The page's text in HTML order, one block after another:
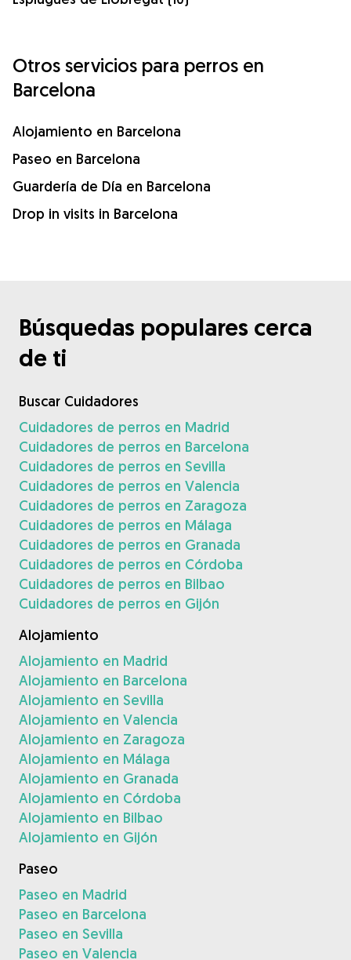
Otros servicios para perros en
Barcelona
Alojamiento en Barcelona
Paseo en Barcelona
Guardería de Día en Barcelona
Drop in visits in Barcelona
Búsquedas populares cerca
de ti
Buscar Cuidadores
Cuidadores de perros en Madrid
Cuidadores de perros en Barcelona
Cuidadores de perros en Sevilla
Cuidadores de perros en Valencia
Cuidadores de perros en Zaragoza
Cuidadores de perros en Málaga
Cuidadores de perros en Granada
Cuidadores de perros en Córdoba
Cuidadores de perros en Bilbao
Cuidadores de perros en Gijón
Alojamiento
Alojamiento en Madrid
Alojamiento en Barcelona
Alojamiento en Sevilla
Alojamiento en Valencia
Alojamiento en Zaragoza
Alojamiento en Málaga
Alojamiento en Granada
Alojamiento en Córdoba
Alojamiento en Bilbao
Alojamiento en Gijón
Paseo
Paseo en Madrid
Paseo en Barcelona
Paseo en Sevilla
Paseo en Valencia